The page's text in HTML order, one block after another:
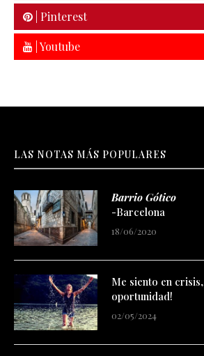
| Pinterest
| Youtube
LAS NOTAS MÁS POPULARES
Barrio Gótico
-Barcelona
18/06/2020
Me siento en
oportunidad!
02/05/2024